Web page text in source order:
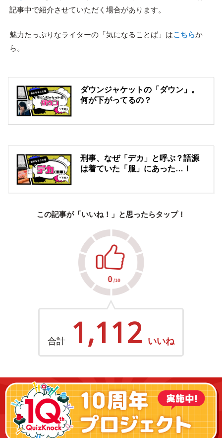
記事中で紹介させていただく場合があります。
魅力たっぷりなライターの「気になることば」はこちらか
ら。
ダウンジャケットの「ダウン」。
何が下がってるの？
刑事、なぜ「デカ」と呼ぶ？語源
は着ていた「服」にあった…！
この記事が「いいね！」と思ったらタップ！
合計 1,112 いいね